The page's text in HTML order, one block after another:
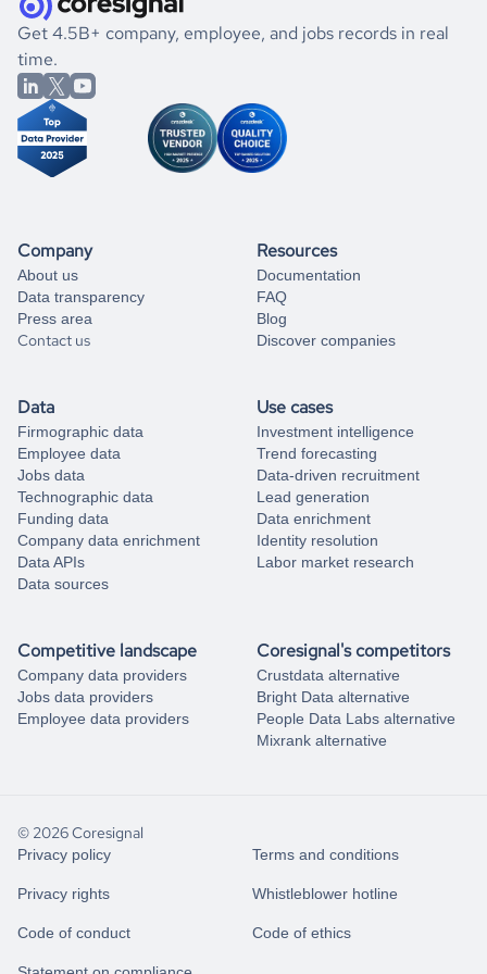
book a free consultation
the historical data, get to know the
Benin
International
Affairs
market better.
If you are unsure how to achieve your preferred results,
you can always
from our data experts.
Get 4.5B+ company, employee, and jobs records in real
time.
Company
About us
Data transparency
Press area
Contact us
Resources
Documentation
FAQ
Blog
Discover companies
Data
Firmographic data
Employee data
Jobs data
Technographic data
Funding data
Company data enrichment
Data APIs
Data sources
Use cases
Investment intelligence
Trend forecasting
Data-driven recruitment
Lead generation
Data enrichment
Identity resolution
Labor market research
Competitive landscape
Company data providers
Jobs data providers
Employee data providers
Coresignal's competitors
Crustdata alternative
Bright Data alternative
People Data Labs alternative
Mixrank alternative
© 2026 Coresignal
Privacy policy Terms and conditions
Privacy rights Whistleblower hotline
Code of conduct Code of ethics